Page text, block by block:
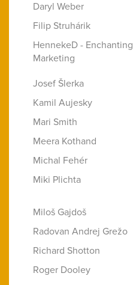
Daryl Weber
Filip Struhárik
HennekeD - Enchanting
Marketing
Josef Šlerka
Kamil Aujesky
Mari Smith
Meera Kothand
Michal Fehér
Miki Plichta
Miloš Gajdoš
Radovan Andrej Grežo
Richard Shotton
Roger Dooley